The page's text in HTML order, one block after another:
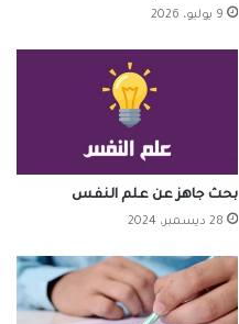
9 يوليو، 2026
بحث جاهز عن علم النفس
28 ديسمبر، 2024